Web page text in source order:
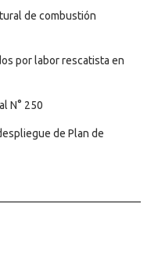
de combustión
por labor rescatista en
N° 250
de Plan de